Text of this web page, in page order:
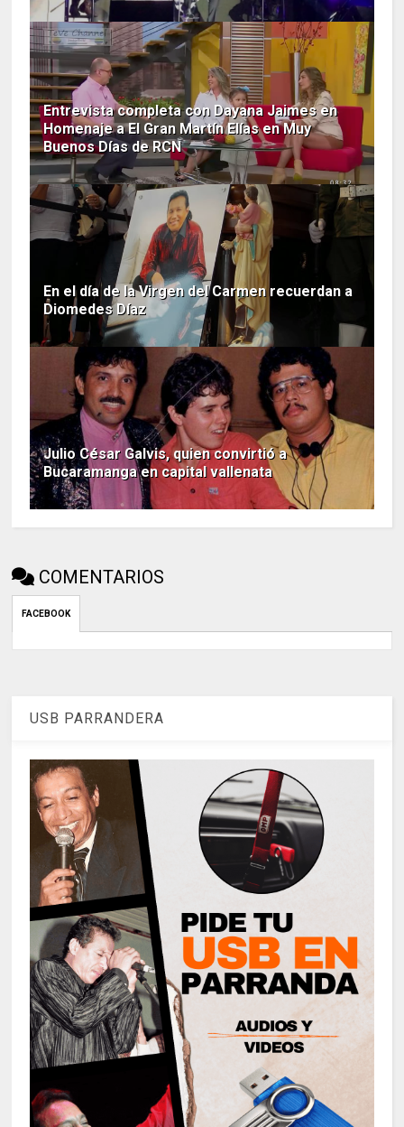
Entrevista completa con Dayana Jaimes en
Homenaje a El Gran Martín Elías en Muy
Buenos Días de RCN
En el día de la Virgen del Carmen recuerdan a
Diomedes Díaz
Julio César Galvis, quien convirtió a
Bucaramanga en capital vallenata
COMENTARIOS
FACEBOOK
USB PARRANDERA